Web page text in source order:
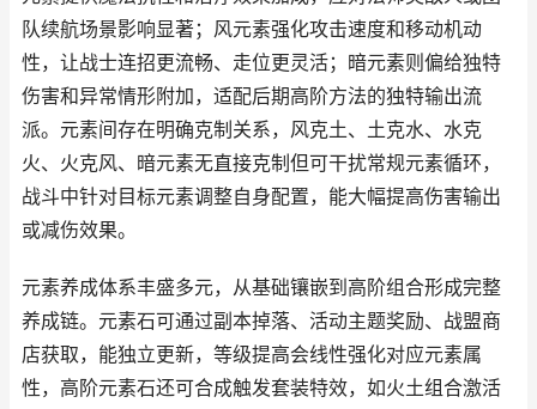
队续航场景影响显著；风元素强化攻击速度和移动机动
性，让战士连招更流畅、走位更灵活；暗元素则偏给独特
伤害和异常情形附加，适配后期高阶方法的独特输出流
派。元素间存在明确克制关系，风克土、土克水、水克
火、火克风、暗元素无直接克制但可干扰常规元素循环，
战斗中针对目标元素调整自身配置，能大幅提高伤害输出
或减伤效果。
元素养成体系丰盛多元，从基础镶嵌到高阶组合形成完整
养成链。元素石可通过副本掉落、活动主题奖励、战盟商
店获取，能独立更新，等级提高会线性强化对应元素属
性，高阶元素石还可合成触发套装特效，如火土组合激活